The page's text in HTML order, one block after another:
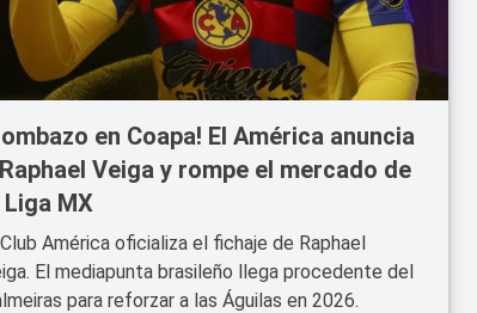
en Coapa! El América anuncia
Veiga y rompe el mercado de
Liga MX
América oficializa el fichaje de Raphael
El mediapunta brasileño llega procedente del
para reforzar a las Águilas en 2026.